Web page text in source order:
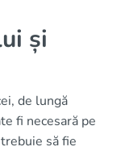
și
de lungă
fi necesară pe
să fie